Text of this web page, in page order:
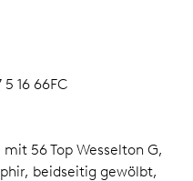
16 66FC
56 Top Wesselton G,
beidseitig gewölbt,